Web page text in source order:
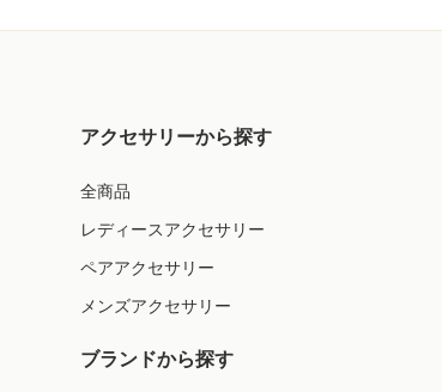
アクセサリーから探す
全商品
レディースアクセサリー
ペアアクセサリー
メンズアクセサリー
ブランドから探す